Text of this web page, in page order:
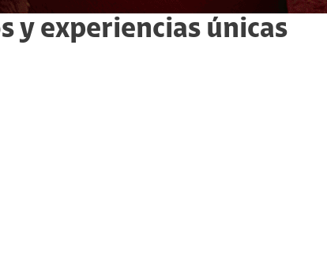
y experiencias únicas